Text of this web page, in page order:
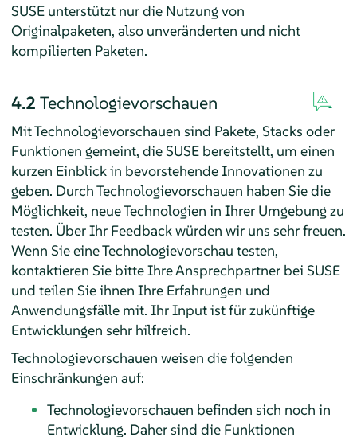
SUSE unterstützt nur die Nutzung von
Originalpaketen, also unveränderten und nicht
kompilierten Paketen.
4.2 Technologievorschauen
Mit Technologievorschauen sind Pakete, Stacks oder
Funktionen gemeint, die SUSE bereitstellt, um einen
kurzen Einblick in bevorstehende Innovationen zu
geben. Durch Technologievorschauen haben Sie die
Möglichkeit, neue Technologien in Ihrer Umgebung zu
testen. Über Ihr Feedback würden wir uns sehr freuen.
Wenn Sie eine Technologievorschau testen,
kontaktieren Sie bitte Ihre Ansprechpartner bei SUSE
und teilen Sie ihnen Ihre Erfahrungen und
Anwendungsfälle mit. Ihr Input ist für zukünftige
Entwicklungen sehr hilfreich.
Technologievorschauen weisen die folgenden
Einschränkungen auf:
Technologievorschauen befinden sich noch in
Entwicklung. Daher sind die Funktionen